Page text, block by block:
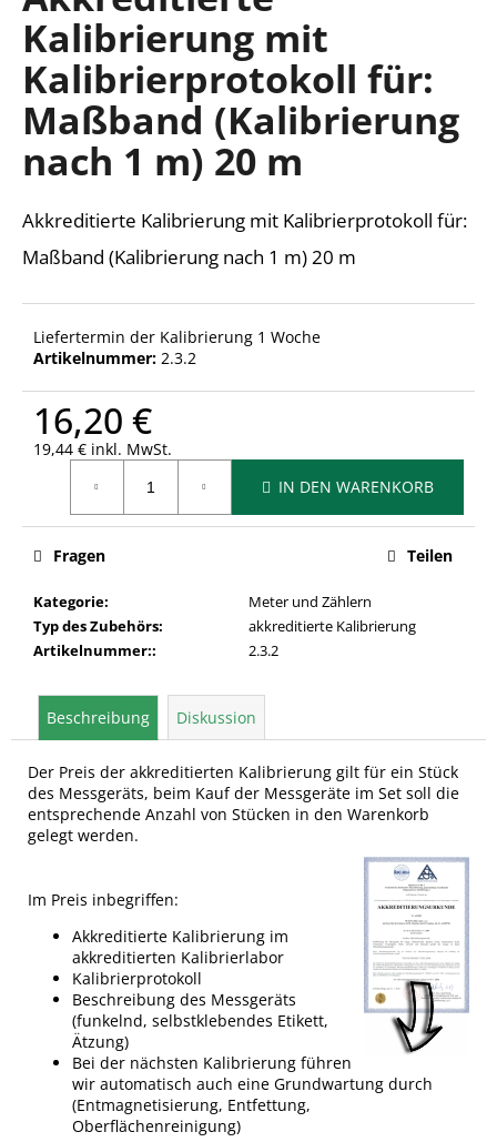
0,0
von
5
Sternen.
Kalibrierung mit
Kalibrierprotokoll für:
Maßband (Kalibrierung
nach 1 m) 20 m
Akkreditierte Kalibrierung mit Kalibrierprotokoll für:
Maßband (Kalibrierung nach 1 m) 20 m
Liefertermin der Kalibrierung 1 Woche
Artikelnummer: 2.3.2
16,20 €
19,44 € inkl. MwSt.
IN DEN WARENKORB
Kategorie:
Meter und Zählern
Typ des Zubehörs:
akkreditierte Kalibrierung
Artikelnummer:: 2.3.2
Fragen Teilen
Beschreibung Diskussion
Der Preis der akkreditierten Kalibrierung gilt für ein Stück
des Messgeräts, beim Kauf der Messgeräte im Set soll die
entsprechende Anzahl von Stücken in den Warenkorb
gelegt werden.
Im Preis inbegriffen:
Akkreditierte Kalibrierung im
akkreditierten Kalibrierlabor
Kalibrierprotokoll
Beschreibung des Messgeräts
(funkelnd, selbstklebendes Etikett,
Ätzung)
Bei der nächsten Kalibrierung führen
wir automatisch auch eine Grundwartung durch
(Entmagnetisierung, Entfettung,
Oberflächenreinigung)
SUCHEN
W
r
e
p
e
l
n